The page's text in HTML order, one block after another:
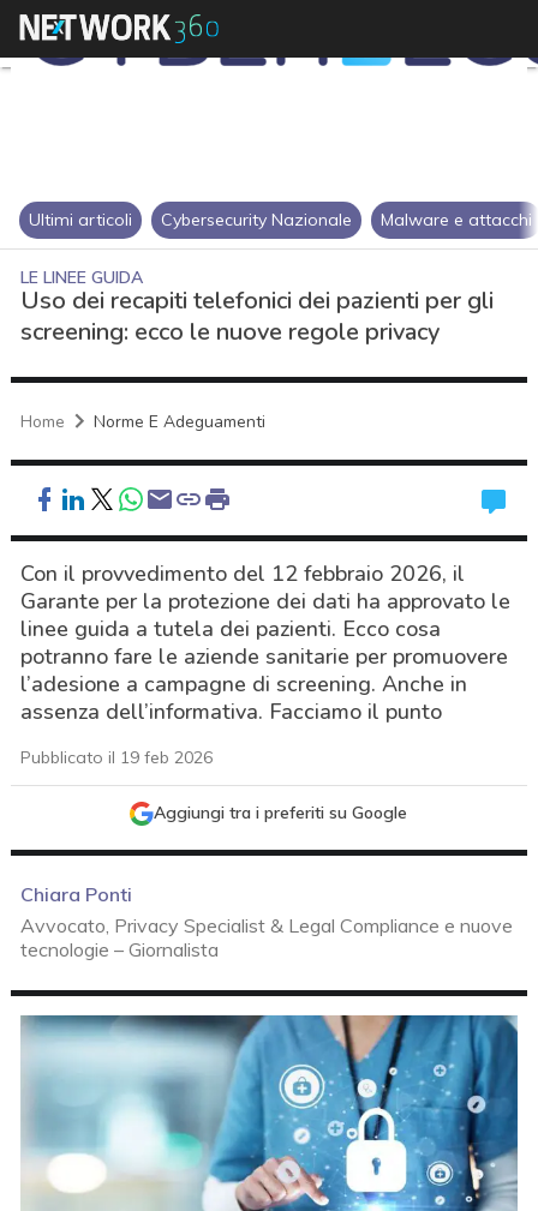
Ultimi articoli Cybersecurity Nazionale Malware e attacchi
LE LINEE GUIDA
Uso dei recapiti telefonici dei pazienti per gli
screening: ecco le nuove regole privacy
Home Norme E Adeguamenti
Con il provvedimento del 12 febbraio 2026, il
Garante per la protezione dei dati ha approvato le
linee guida a tutela dei pazienti. Ecco cosa
potranno fare le aziende sanitarie per promuovere
l’adesione a campagne di screening. Anche in
assenza dell’informativa. Facciamo il punto
Pubblicato il 19 feb 2026
Aggiungi tra i preferiti su Google
Chiara Ponti
Avvocato, Privacy Specialist & Legal Compliance e nuove
tecnologie – Giornalista